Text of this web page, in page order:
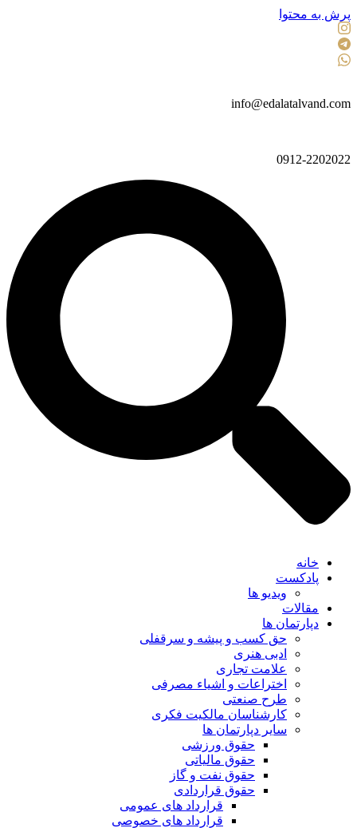
پرش به محتوا
info@edalatalvand.com
0912-2202022
خانه
پادکست
ویدیو ها
مقالات
دپارتمان ها
حق کسب و پیشه و سرقفلی
ادبی هنری
علامت تجاری
اختراعات و اشیاء مصرفی
طرح صنعتی
کارشناسان مالکیت فکری
سایر دپارتمان ها
حقوق ورزشی
حقوق مالیاتی
حقوق نفت و گاز
حقوق قراردادی
قرارداد های عمومی
قرارداد های خصوصی